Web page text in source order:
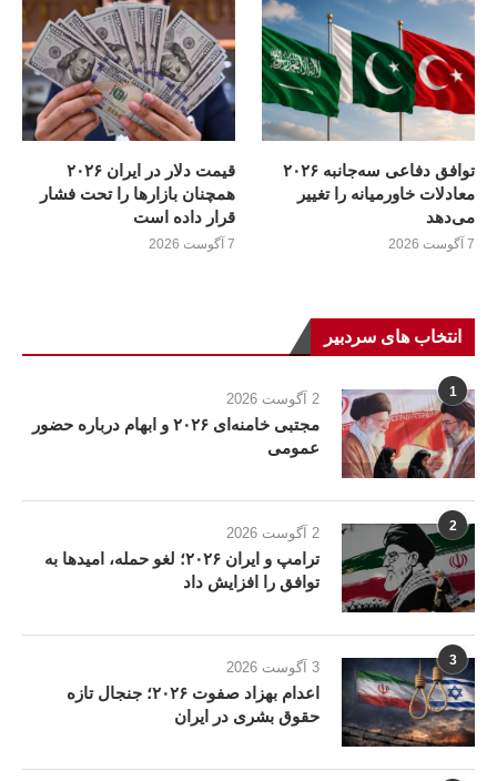
توافق دفاعی سه‌جانبه ۲۰۲۶
معادلات خاورمیانه را تغییر
می‌دهد
7 آگوست 2026
قیمت دلار در ایران ۲۰۲۶
همچنان بازارها را تحت فشار
قرار داده است
7 آگوست 2026
انتخاب های سردبیر
1 2 آگوست 2026
مجتبی خامنه‌ای ۲۰۲۶ و ابهام درباره حضور
عمومی
2 2 آگوست 2026
ترامپ و ایران ۲۰۲۶؛ لغو حمله، امیدها به
توافق را افزایش داد
3 3 آگوست 2026
اعدام بهزاد صفوت ۲۰۲۶؛ جنجال تازه
حقوق بشری در ایران